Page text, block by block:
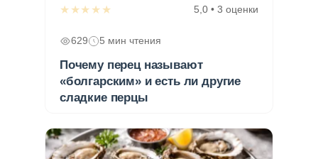
★★★★★ 5,0 • 3 оценки
629 5 мин чтения
Почему перец называют
«болгарским» и есть ли другие
сладкие перцы